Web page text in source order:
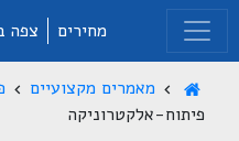
מחירים צפה
מאמרים מקצועיים
פיתוח-אלקטרוניקה